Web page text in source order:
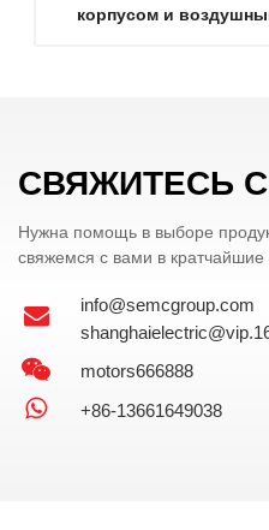
корпусом и
СВЯЖИТЕСЬ
Нужна помощь в выборе
свяжемся с вами в кратчайшие
info@semcgroup.com
motors666888
+86-13661649038